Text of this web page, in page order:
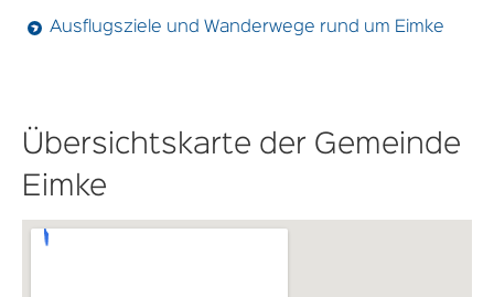
Ausflugsziele und Wanderwege rund um Eimke
Übersichtskarte der Gemeinde
Eimke